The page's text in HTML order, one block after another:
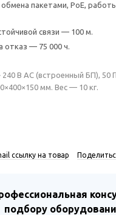
пакетами, PoE,
связи — 100 м.
отказ — 75 000 ч.
В AC (встроенный БП),
мм. Вес — 10 кг.
ссылку на товар
подбору